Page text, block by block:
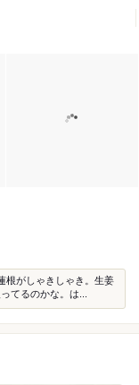
根がしゃきしゃき。生姜
てるのかな。は...